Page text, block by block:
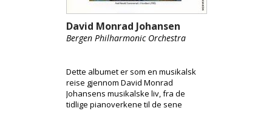
David Monrad Johansen
Bergen Philharmonic Orchestra
Dette albumet er som en musikalsk
reise gjennom David Monrad
Johansens musikalske liv, fra de
tidlige pianoverkene til de sene